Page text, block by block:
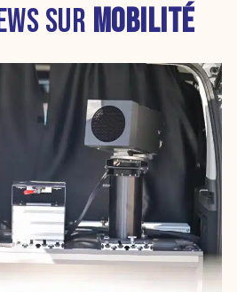
SUR MOBILITÉ